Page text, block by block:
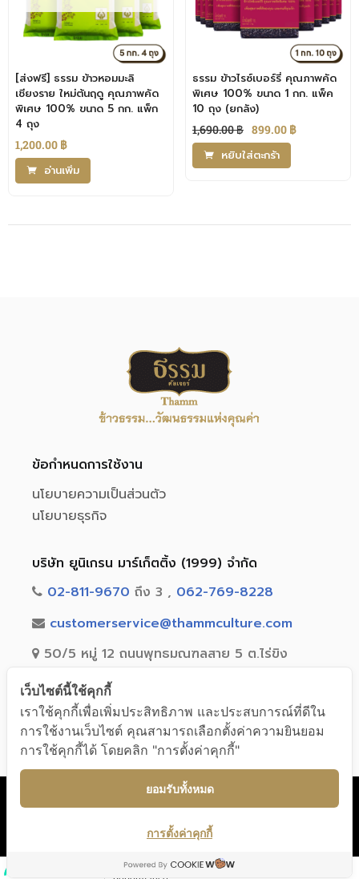
[ส่งฟรี] ธรรม ข้าวหอมมะลิ
เชียงราย ใหม่ต้นฤดู คุณภาพคัด
พิเศษ 100% ขนาด 5 กก. แพ็ก
4 ถุง
1,200.00 ฿
อ่านเพิ่ม
ธรรม ข้าวไรซ์เบอร์รี่ คุณภาพคัด
พิเศษ 100% ขนาด 1 กก. แพ็ค
10 ถุง (ยกลัง)
1,690.00฿ 899.00 ฿
หยิบใส่ตะกร้า
ข้อกำหนดการใช้งาน
นโยบายความเป็นส่วนตัว
นโยบายธุรกิจ
บริษัท ยูนิเกรน มาร์เก็ตติ้ง (1999) จำกัด
02-811-9670 ถึง 3 , 062-769-8228
customerservice@thammculture.com
50/5 หมู่ 12 ถนนพุทธมณฑลสาย 5 ต.ไร่ขิง
© 2020 Unigrain marketing (1999) Co., Ltd. All Rights Reserved
เว็บไซต์นี้ใช้คุกกี้
เราใช้คุกกี้เพื่อเพิ่มประสิทธิภาพ และประสบการณ์ที่ดีใน
การใช้งานเว็บไซต์ คุณสามารถเลือกตั้งค่าความยินยอม
การใช้คุกกี้ได้ โดยคลิก "การตั้งค่าคุกกี้"
ยอมรับทั้งหมด
การตั้งค่าคุกกี้